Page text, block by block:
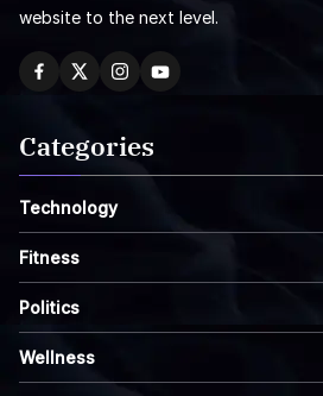
website to the next level.
Categories
Technology
Fitness
Politics
Wellness